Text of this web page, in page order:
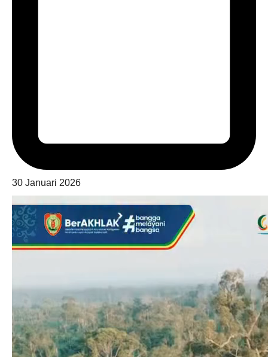
30 Januari 2026